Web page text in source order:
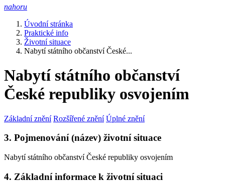
nahoru
Úvodní stránka
Praktické info
Životní situace
Nabytí státního občanství České...
Nabytí státního občanství
České republiky osvojením
Základní znění Rozšířené znění Úplné znění
3. Pojmenování (název) životní situace
Nabytí státního občanství České republiky osvojením
4. Základní informace k životní situaci